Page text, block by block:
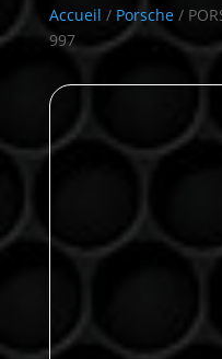
Accueil / Porsche/
997